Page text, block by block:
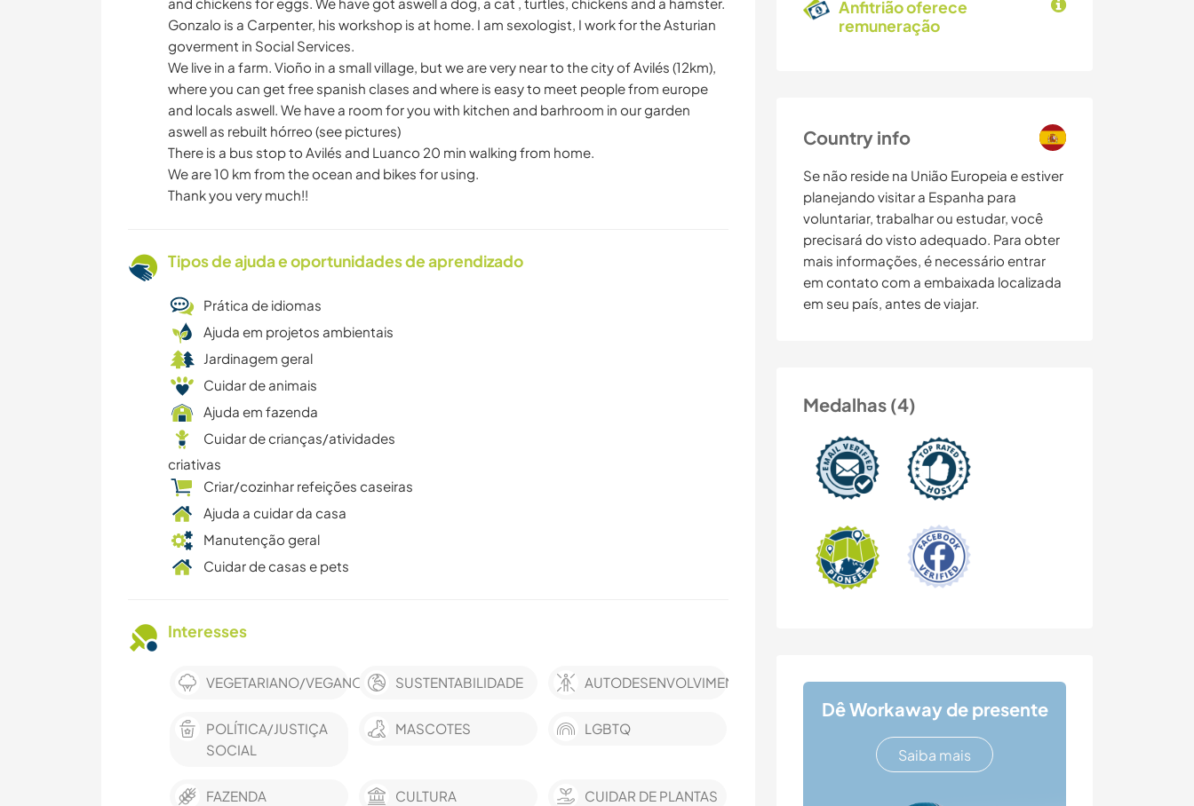
Anfitrião oferece
remuneração
Country info
Se não reside na União Europeia e estiver
planejando visitar a Espanha para
voluntariar, trabalhar ou estudar, você
precisará do visto adequado. Para obter
mais informações, é necessário entrar
em contato com a embaixada localizada
em seu país, antes de viajar.
Medalhas (4)
Dê Workaway de presente
Saiba mais
and chickens for eggs. We have got aswell a dog, a cat , turtles, chickens and a hamster.
Gonzalo is a Carpenter, his workshop is at home. I am sexologist, I work for the Asturian
goverment in Social Services.
We live in a farm. Vioño in a small village, but we are very near to the city of Avilés (12km),
where you can get free spanish clases and where is easy to meet people from europe
and locals aswell. We have a room for you with kitchen and barhroom in our garden
aswell as rebuilt hórreo (see pictures)
There is a bus stop to Avilés and Luanco 20 min walking from home.
We are 10 km from the ocean and bikes for using.
Thank you very much!!
Tipos de ajuda e oportunidades de aprendizado
Prática de idiomas
Ajuda em projetos ambientais
Jardinagem geral
Cuidar de animais
Ajuda em fazenda
Cuidar de crianças/atividades
criativas
Criar/cozinhar refeições caseiras
Ajuda a cuidar da casa
Manutenção geral
Cuidar de casas e pets
Interesses
VEGETARIANO/VEGANO SUSTENTABILIDADE AUTODESENVOLVIMENTO
POLÍTICA/JUSTIÇA
SOCIAL
MASCOTES LGBTQ
FAZENDA CULTURA CUIDAR DE PLANTAS